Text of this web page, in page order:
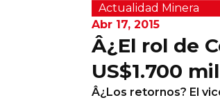
Minería Superficie
Minerí­a Subterránea
Actualidad Minera
Abr 17, 2015
Â¿El rol de
US$1.700
Â¿Los retornos? El